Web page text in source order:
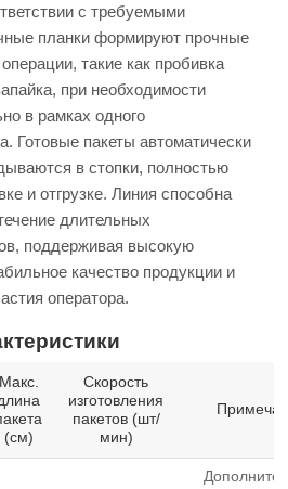
с требуемыми
планки формируют прочные
такие как пробивка
при необходимости
в рамках одного
Готовые пакеты автоматически
в стопки, полностью
и отгрузке. Линия способна
длительных
поддерживая высокую
качество продукции и
оператора.
Макс.
(см)
Скорость
изготовления
пакетов (шт/
мин)